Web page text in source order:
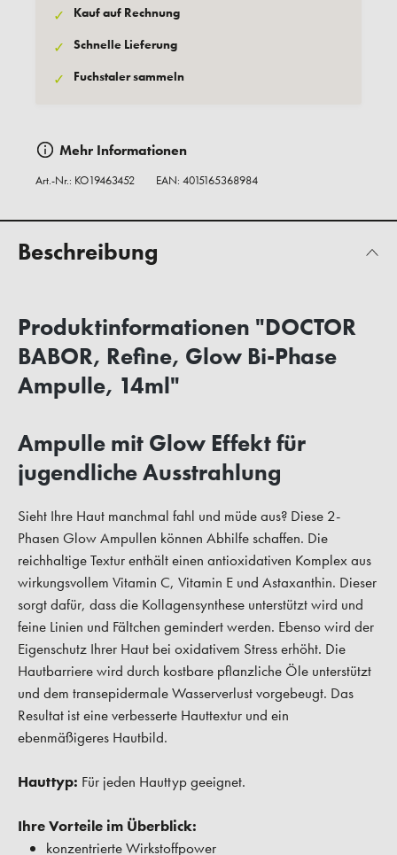
✓ Kauf auf Rechnung
✓ Schnelle Lieferung
✓ Fuchstaler sammeln
Mehr Informationen
Art.-Nr.: KO19463452 EAN: 4015165368984
Beschreibung
Produktinformationen "DOCTOR
BABOR, Refine, Glow Bi-Phase
Ampulle, 14ml"
Ampulle mit Glow Effekt für
jugendliche Ausstrahlung
Sieht Ihre Haut manchmal fahl und müde aus? Diese 2-
Phasen Glow Ampullen können Abhilfe schaffen. Die
reichhaltige Textur enthält einen antioxidativen Komplex aus
wirkungsvollem Vitamin C, Vitamin E und Astaxanthin. Dieser
sorgt dafür, dass die Kollagensynthese unterstützt wird und
feine Linien und Fältchen gemindert werden. Ebenso wird der
Eigenschutz Ihrer Haut bei oxidativem Stress erhöht. Die
Hautbarriere wird durch kostbare pflanzliche Öle unterstützt
und dem transepidermale Wasserverlust vorgebeugt. Das
Resultat ist eine verbesserte Hauttextur und ein
ebenmäßigeres Hautbild.
Hauttyp: Für jeden Hauttyp geeignet.
Ihre Vorteile im Überblick:
konzentrierte Wirkstoffpower